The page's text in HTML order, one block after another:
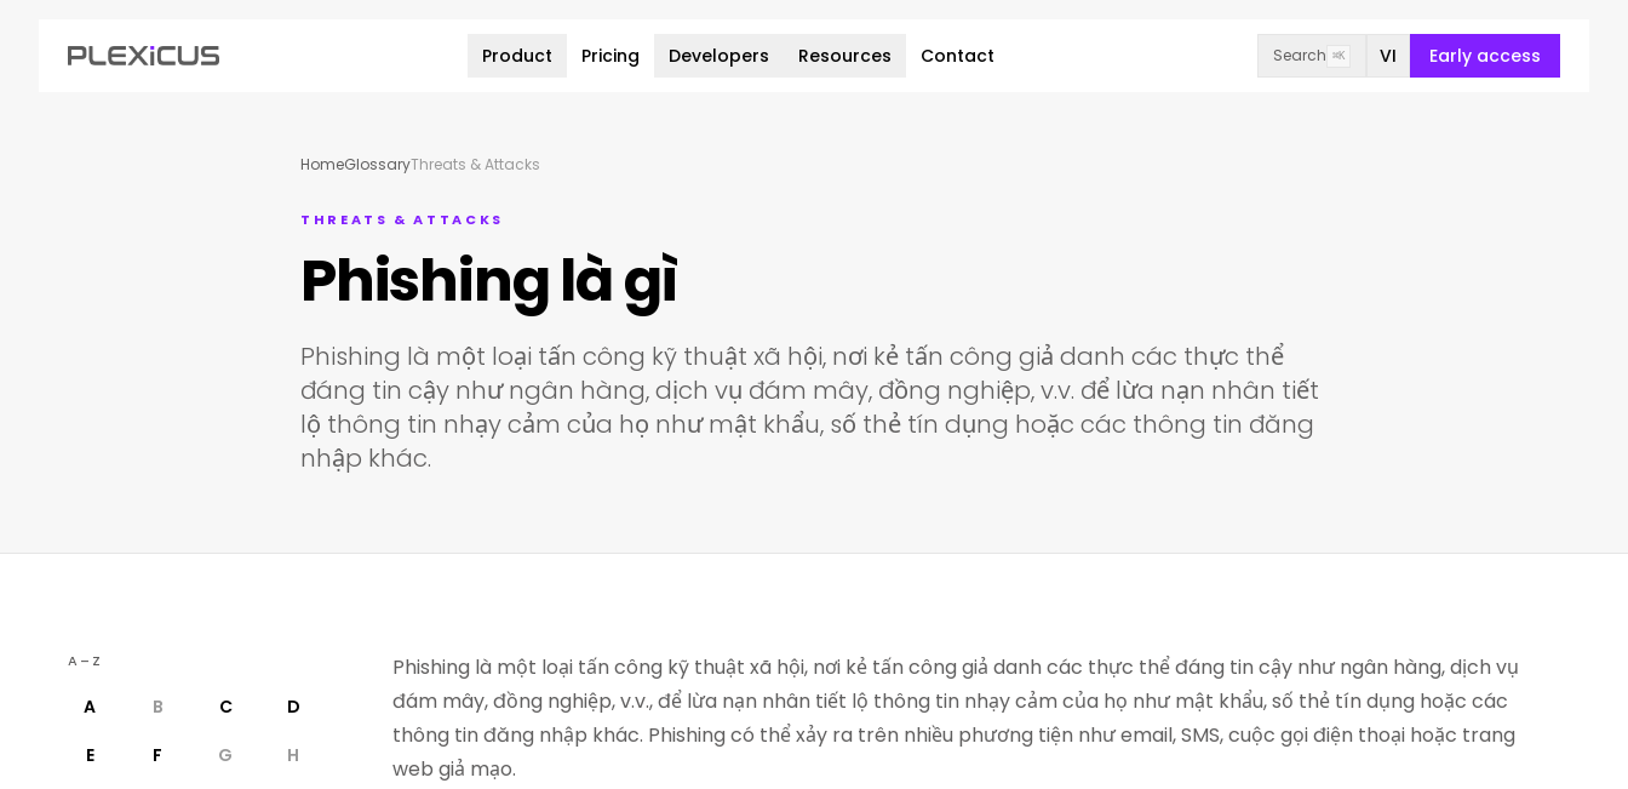
Product Pricing Developers Resources Contact Search ⌘K VI Early access
HomeGlossaryThreats & Attacks
THREATS & ATTACKS
Phishing là gì
Phishing là một loại tấn công kỹ thuật xã hội, nơi kẻ tấn công giả danh các thực thể
đáng tin cậy như ngân hàng, dịch vụ đám mây, đồng nghiệp, v.v. để lừa nạn nhân tiết
lộ thông tin nhạy cảm của họ như mật khẩu, số thẻ tín dụng hoặc các thông tin đăng
nhập khác.
A–Z
A B C
D
E
F G
H
Phishing là một loại tấn công kỹ thuật xã hội, nơi kẻ tấn công giả danh các thực thể đáng tin cậy như ngân hàng, dịch vụ
đám mây, đồng nghiệp, v.v., để lừa nạn nhân tiết lộ thông tin nhạy cảm của họ như mật khẩu, số thẻ tín dụng hoặc các
thông tin đăng nhập khác. Phishing có thể xảy ra trên nhiều phương tiện như email, SMS, cuộc gọi điện thoại hoặc trang
web giả mạo.